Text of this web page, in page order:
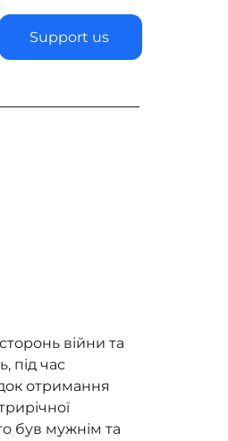
Support us
війни та
під час
отримання
був мужнім та